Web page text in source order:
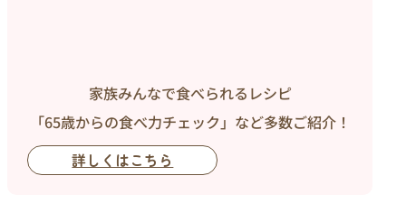
家族みんなで食べられるレシピ
「65歳からの食べ力チェック」など多数ご紹介！
詳しくはこちら